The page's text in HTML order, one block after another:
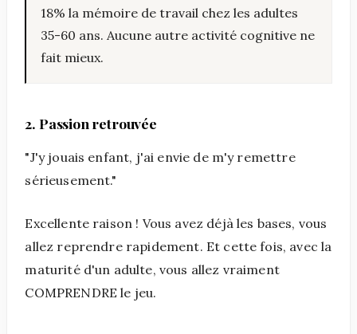
18% la mémoire de travail chez les adultes
35-60 ans. Aucune autre activité cognitive ne
fait mieux.
2. Passion retrouvée
"J'y jouais enfant, j'ai envie de m'y remettre
sérieusement."
Excellente raison ! Vous avez déjà les bases, vous
allez reprendre rapidement. Et cette fois, avec la
maturité d'un adulte, vous allez vraiment
COMPRENDRE le jeu.